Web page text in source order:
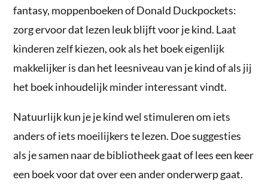
fantasy, moppenboeken of Donald Duckpockets:
zorg ervoor dat lezen leuk blijft voor je kind. Laat
kinderen zelf kiezen, ook als het boek eigenlijk
makkelijker is dan het leesniveau van je kind of als jij
het boek inhoudelijk minder interessant vindt.
Natuurlijk kun je je kind wel stimuleren om iets
anders of iets moeilijkers te lezen. Doe suggesties
als je samen naar de bibliotheek gaat of lees een keer
een boek voor dat over een ander onderwerp gaat.